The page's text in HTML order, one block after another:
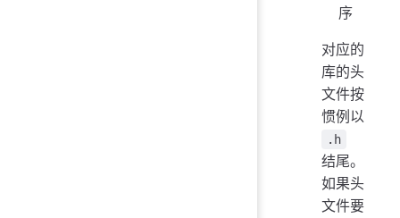
序
对应的
库的头
文件按
惯例以
.h
结尾。
如果头
文件要